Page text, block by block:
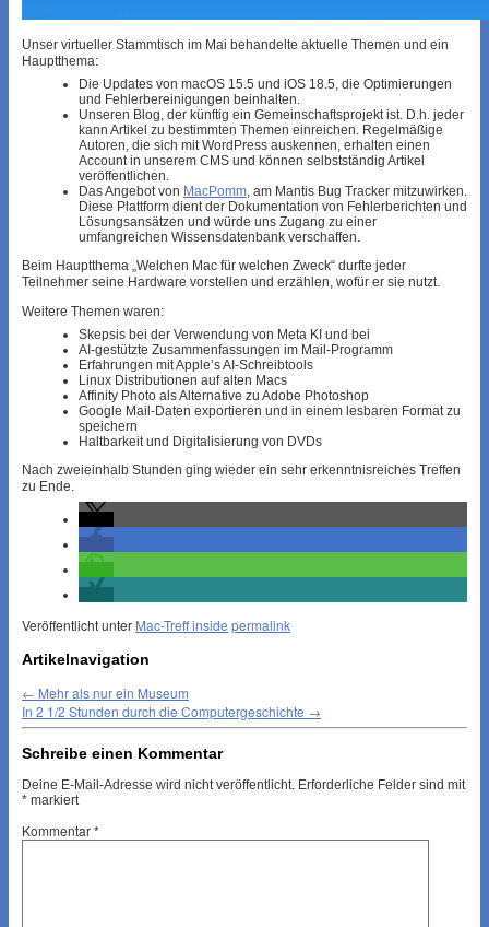
Unser virtueller Stammtisch im Mai behandelte aktuelle Themen und ein
Hauptthema:
Die Updates von macOS 15.5 und iOS 18.5, die Optimierungen
und Fehlerbereinigungen beinhalten.
Unseren Blog, der künftig ein Gemeinschaftsprojekt ist. D.h. jeder
kann Artikel zu bestimmten Themen einreichen. Regelmäßige
Autoren, die sich mit WordPress auskennen, erhalten einen
Account in unserem CMS und können selbstständig Artikel
veröffentlichen.
Das Angebot von MacPomm, am Mantis Bug Tracker mitzuwirken.
Diese Plattform dient der Dokumentation von Fehlerberichten und
Lösungsansätzen und würde uns Zugang zu einer
umfangreichen Wissensdatenbank verschaffen.
Beim Hauptthema „Welchen Mac für welchen Zweck“ durfte jeder
Teilnehmer seine Hardware vorstellen und erzählen, wofür er sie nutzt.
Weitere Themen waren:
Skepsis bei der Verwendung von Meta KI und bei
AI-gestützte Zusammenfassungen im Mail-Programm
Erfahrungen mit Apple’s AI-Schreibtools
Linux Distributionen auf alten Macs
Affinity Photo als Alternative zu Adobe Photoshop
Google Mail-Daten exportieren und in einem lesbaren Format zu
speichern
Haltbarkeit und Digitalisierung von DVDs
Nach zweieinhalb Stunden ging wieder ein sehr erkenntnisreiches Treffen
zu Ende.
Veröffentlicht unter Mac-Treff inside permalink
Artikelnavigation
← Mehr als nur ein Museum
In 2 1/2 Stunden durch die Computergeschichte →
Schreibe einen Kommentar
Deine E-Mail-Adresse wird nicht veröffentlicht. Erforderliche Felder sind mit
* markiert
Kommentar*